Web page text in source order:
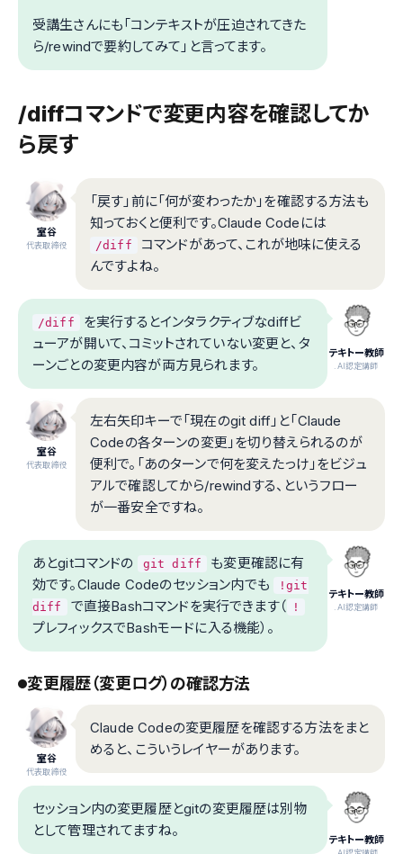
受講生さんにも「コンテキストが圧迫されてきた
ら/rewindで要約してみて」と言ってます。
/diffコマンドで変更内容を確認してか
ら戻す
室谷
代表取締役
「戻す」前に「何が変わったか」を確認する方法も
知っておくと便利です。Claude Codeには
/diff
コマンドがあって、これが地味に使える
んですよね。
テキトー教師
.AI認定講師
/diff
を実行するとインタラクティブなdiffビ
ューアが開いて、コミットされていない変更と、タ
ーンごとの変更内容が両方見られます。
室谷
代表取締役
左右矢印キーで「現在のgit diff」と「Claude
Codeの各ターンの変更」を切り替えられるのが
便利で。「あのターンで何を変えたっけ」をビジュ
アルで確認してから/rewindする、というフロー
が一番安全ですね。
テキトー教師
.AI認定講師
あとgitコマンドの git diff
も変更確認に有
効です。Claude Codeのセッション内でも
!git
diff
で直接Bashコマンドを実行できます（ !
プレフィックスでBashモードに入る機能）。
変更履歴（変更ログ）の確認方法
室谷
代表取締役
Claude Codeの変更履歴を確認する方法をまと
めると、こういうレイヤーがあります。
テキトー教師
セッション内の変更履歴とgitの変更履歴は別物
として管理されてますね。